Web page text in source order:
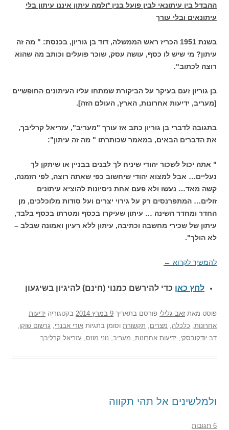
ההבדל בין עיתונאי לבין פועל בנין *ולמה עיתון איננו עיתון בלי
עיתונאים ובלי עורך
בשנת 1951 הכריז ראש הממשלה, דוד בן גוריון, בכנסת: " מה זה
עיתון? מי שיש לו כסף, עושה עסק, שוכר פועלים וכותב מה שהוא
רוצה לכתוב".
בן גוריון זעם בעיקר על הביקורת שמתחו עליו העיתונים החופשיים
[מעריב, ידיעות אחרונות, הארץ, העולם הזה].
בתגובה לדברי בן גוריון כתב אז עורך "מעריב", עזריאל קרליבך,
את הדברים הבאים, במאמר שכותרתו " מה זה עיתון":
" אתה יכול לשכור יהודי שיניח לך לבנים בבניין או שיתקן לך
נעליים… אבל למצוא יהודי שיחשוב כפי שאתה רוצה, לפי הזמנה,
קשה מאד… נעשו ולא פעם אחת ניסיונות להוציא עיתונים
זולים… המתפרנסים רק על גירוי יצרים ועל סודות מלוכלכים, מן
החדר ומחדר השינה … עיתון שעיקרו בכסף ומטרתו בכסף בלבד,
עיתון של שכירי מחשבה וכתיבה, עיתון ללא רעיון ואמונה שבלב –
לא הולך".
להמשיך לקרוא ←
לחץ כאן כדי להירשם כמנוי (חינם) להיגיון בשיגעון
פוסט מאת זאב גלילי פורסם בתאריך 9 במרץ 2014 בקטגוריה ידיעות
אחרונות כלכלה מצרים תקשורת וסומן בתגיות אורי אבנרי גרשום שוקן
דב יודקובסקי ידיעות אחרונות מעריב נוני מוזס עזריאל קרליבך
ולמלשינים אל תהי תקווה
6 תגובות